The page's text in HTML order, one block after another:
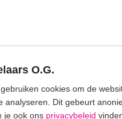
O.G.
cookies om de
analyseren. Dit gebeurt
je ook ons privacybeleid